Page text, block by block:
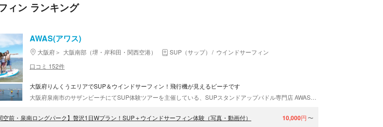
ィン ランキング
AWAS(アワス)
大阪府 大阪南部（堺・岸和田・関西空港） SUP（サップ）
ウインドサーフィン
口コミ 152件
大阪府りんくうエリアでSUP＆ウインドサーフィン！飛行機が見えるビーチです
空前・泉南ロングパーク】贅沢1日Wプラン！SUP＋ウインドサーフィン体験（写真・動画付） 10,000円 〜